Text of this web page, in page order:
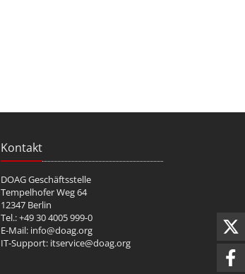
Kontakt
DOAG Geschäftsstelle
Tempelhofer Weg 64
12347 Berlin
Tel.: +49 30 4005 999-0
E-Mail: info@doag.org
IT-Support: itservice@doag.org